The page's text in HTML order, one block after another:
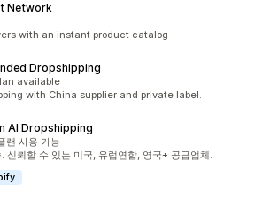
Network
with an instant product catalog
Dropshipping
available
with China supplier and private label.
AI Dropshipping
랜 사용 가능
신뢰할 수 있는 미국, 유럽연합, 영국+ 공급업체.